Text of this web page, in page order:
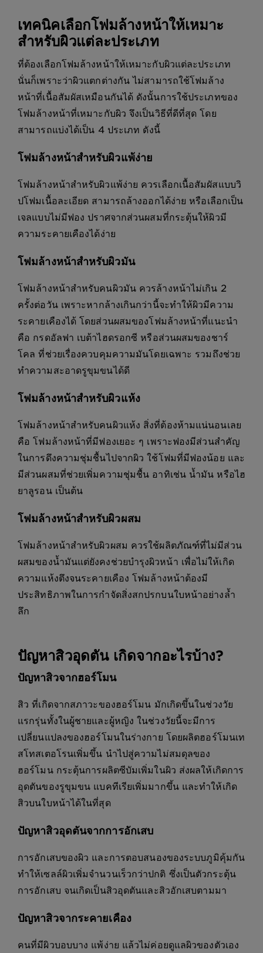
เทคนิคเลือกโฟมล้างหน้าให้เหมาะ
สำหรับผิวแต่ละประเภท
ที่ต้องเลือกโฟมล้างหน้าให้เหมาะกับผิวแต่ละประเภท
นั่นก็เพราะว่าผิวแตกต่างกัน ไม่สามารถใช้โฟมล้าง
หน้าที่เนื้อสัมผัสเหมือนกันได้ ดังนั้นการใช้ประเภทของ
โฟมล้างหน้าที่เหมาะกับผิว จึงเป็นวิธีที่ดีที่สุด โดย
สามารถแบ่งได้เป็น 4 ประเภท ดังนี้
โฟมล้างหน้าสำหรับผิวแพ้ง่าย
โฟมล้างหน้าสำหรับผิวแพ้ง่าย ควรเลือกเนื้อสัมผัสแบบวิ
ปโฟมเนื้อละเอียด สามารถล้างออกได้ง่าย หรือเลือกเป็น
เจลแบบไม่มีฟอง ปราศจากส่วนผสมที่กระตุ้นให้ผิวมี
ความระคายเคืองได้ง่าย
โฟมล้างหน้าสำหรับผิวมัน
โฟมล้างหน้าสำหรับคนผิวมัน ควรล้างหน้าไม่เกิน 2
ครั้งต่อวัน เพราะหากล้างเกินกว่านี้จะทำให้ผิวมีความ
ระคายเคืองได้ โดยส่วนผสมของโฟมล้างหน้าที่แนะนำ
คือ กรดอัลฟา เบต้าไฮดรอกซี หรือส่วนผสมของชาร์
โคล ที่ช่วยเรื่องควบคุมความมันโดยเฉพาะ รวมถึงช่วย
ทำความสะอาดรูขุมขนได้ดี
โฟมล้างหน้าสำหรับผิวแห้ง
โฟมล้างหน้าสำหรับคนผิวแห้ง สิ่งที่ต้องห้ามแน่นอนเลย
คือ โฟมล้างหน้าที่มีฟองเยอะ ๆ เพราะฟองมีส่วนสำคัญ
ในการดึงความชุ่มชื้นไปจากผิว ใช้โฟมที่มีฟองน้อย และ
มีส่วนผสมที่ช่วยเพิ่มความชุ่มชื้น อาทิเช่น น้ำมัน หรือไฮ
ยาลูรอน เป็นต้น
โฟมล้างหน้าสำหรับผิวผสม
โฟมล้างหน้าสำหรับผิวผสม ควรใช้ผลิตภัณฑ์ที่ไม่มีส่วน
ผสมของน้ำมันแต่ยังคงช่วยบำรุงผิวหน้า เพื่อไม่ให้เกิด
ความแห้งตึงจนระคายเคือง โฟมล้างหน้าต้องมี
ประสิทธิภาพในการกำจัดสิ่งสกปรกบนใบหน้าอย่างล้ำ
ลึก
ปัญหาสิวอุดตัน เกิดจากอะไรบ้าง?
ปัญหาสิวจากฮอร์โมน
สิว ที่เกิดจากสภาวะของฮอร์โมน มักเกิดขึ้นในช่วงวัย
แรกรุ่นทั้งในผู้ชายและผู้หญิง ในช่วงวัยนี้จะมีการ
เปลี่ยนแปลงของฮอร์โมนในร่างกาย โดยผลิตฮอร์โมนเท
สโทสเตอโรนเพิ่มขึ้น นำไปสู่ความไม่สมดุลของ
ฮอร์โมน กระตุ้นการผลิตซีบัมเพิ่มในผิว ส่งผลให้เกิดการ
อุดตันของรูขุมขน แบคทีเรียเพิ่มมากขึ้น และทำให้เกิด
สิวบนใบหน้าได้ในที่สุด
ปัญหาสิวอุดตันจากการอักเสบ
การอักเสบของผิว และการตอบสนองของระบบภูมิคุ้มกัน
ทำให้เซลล์ผิวเพิ่มจำนวนเร็วกว่าปกติ ซึ่งเป็นตัวกระตุ้น
การอักเสบ จนเกิดเป็นสิวอุดตันและสิวอักเสบตามมา
ปัญหาสิวจากระคายเคือง
คนที่มีผิวบอบบาง แพ้ง่าย แล้วไม่ค่อยดูแลผิวของตัวเอง